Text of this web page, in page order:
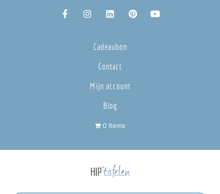
Cadeaubon
Contact
Mijn account
Blog
0 items